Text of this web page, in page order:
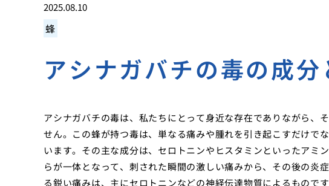
2025.08.10
蜂
アシナガバチの毒の成
アシナガバチの毒は、私たちにとって身近な存在でありながら、
せん。この蜂が持つ毒は、単なる痛みや腫れを引き起こすだけで
います。その主な成分は、セロトニンやヒスタミンといったアミ
らが一体となって、刺された瞬間の激しい痛みから、その後の炎
る鋭い痛みは、主にセロトニンなどの神経伝達物質によるもので